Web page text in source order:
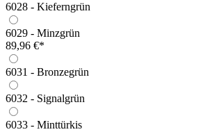
6028 - Kieferngrün
6029 - Minzgrün
89,96 €*
6031 - Bronzegrün
6032 - Signalgrün
6033 - Minttürkis